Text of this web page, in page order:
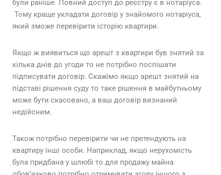
були раніше. Повний доступ до реєстру є в нотаріуса.
Тому краще укладати договір у знайомого нотаріуса,
який зможе перевірити історію квартири.
Якщо ж виявиться що арешт з квартири був знятий за
кілька днів до угоди то не потрібно поспішати
підписувати договір. Скажімо якщо арешт знятий на
підставі рішення суду то таке рішення в майбутньому
може бути скасовано, а ваш договір визнаний
недійсним.
Також потрібно перевірити чи не претендують на
квартиру інші особи. Наприклад, якщо нерухомість
була придбана у шлюбі то для продажу майна